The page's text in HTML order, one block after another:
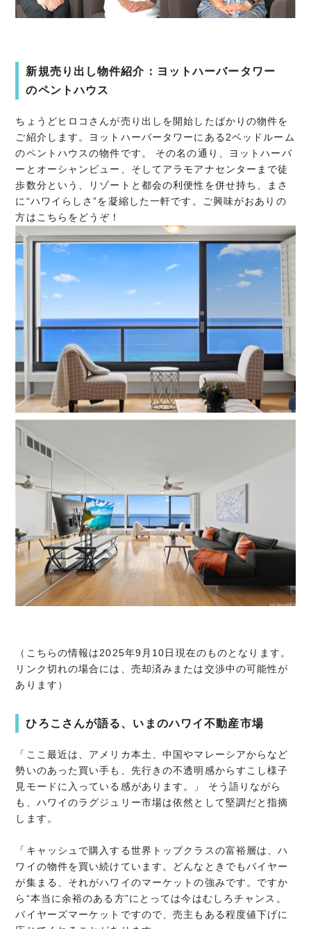
新規売り出し物件紹介：ヨットハーバータワー
のペントハウス
ちょうどヒロコさんが売り出しを開始したばかりの物件を
ご紹介します。ヨットハーバータワーにある2ベッドルーム
のペントハウスの物件です。 その名の通り、ヨットハーバ
ーとオーシャンビュー、そしてアラモアナセンターまで徒
歩数分という、リゾートと都会の利便性を併せ持ち、まさ
に“ハワイらしさ”を凝縮した一軒です。ご興味がおありの
方はこちらをどうぞ！
（こちらの情報は2025年9月10日現在のものとなります。
リンク切れの場合には、売却済みまたは交渉中の可能性が
あります）
ひろこさんが語る、いまのハワイ不動産市場
「ここ最近は、アメリカ本土、中国やマレーシアからなど
勢いのあった買い手も、先行きの不透明感からすこし様子
見モードに入っている感があります。」 そう語りながら
も、ハワイのラグジュリー市場は依然として堅調だと指摘
します。
「キャッシュで購入する世界トップクラスの富裕層は、ハ
ワイの物件を買い続けています。どんなときでもバイヤー
が集まる、それがハワイのマーケットの強みです。ですか
ら“本当に余裕のある方”にとっては今はむしろチャンス。
バイヤーズマーケットですので、売主もある程度値下げに